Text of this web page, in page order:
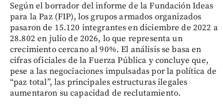
Según el borrador del informe de la Fundación Ideas
para la Paz (FIP), los grupos armados organizados
pasaron de 15.120 integrantes en diciembre de 2022 a
28.802 en julio de 2026, lo que representa un
crecimiento cercano al 90%. El análisis se basa en
cifras oficiales de la Fuerza Pública y concluye que,
pese a las negociaciones impulsadas por la política de
“paz total”, las principales estructuras ilegales
aumentaron su capacidad de reclutamiento.